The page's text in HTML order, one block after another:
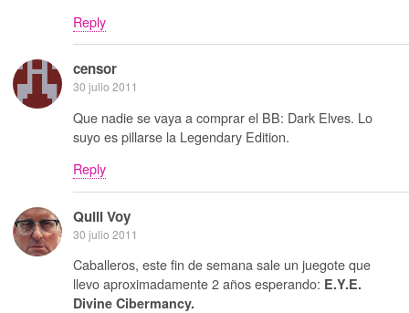
Reply
censor
30 julio 2011
Que nadie se vaya a comprar el BB: Dark Elves. Lo
suyo es pillarse la Legendary Edition.
Reply
Quill Voy
30 julio 2011
Caballeros, este fin de semana sale un juegote que
llevo aproximadamente 2 años esperando: E.Y.E.
Divine Cibermancy.